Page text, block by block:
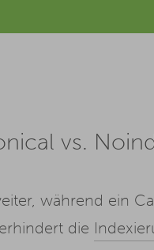
vs.
während ein
die